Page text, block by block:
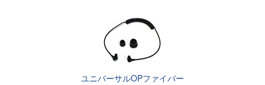
ユニバーサルOPファイバー